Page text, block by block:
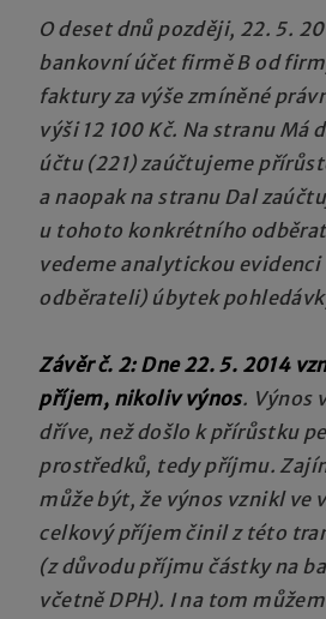
O deset dnů později, 22. 5.
bankovní účet firmě B od
faktury za výše zmíněné
výši 12 100 Kč. Na stranu Má
účtu (221) zaúčtujeme
a naopak na stranu Dal
u tohoto konkrétního
vedeme analytickou evidenci
odběrateli) úbytek
Závěr č. 2: Dne 22. 5. 2014
příjem, nikoliv výnos. Výnos
dříve, než došlo k přírůstku
prostředků, tedy příjmu.
může být, že výnos vznikl ve
celkový příjem činil z této
(z důvodu příjmu částky na
včetně DPH). I na tom